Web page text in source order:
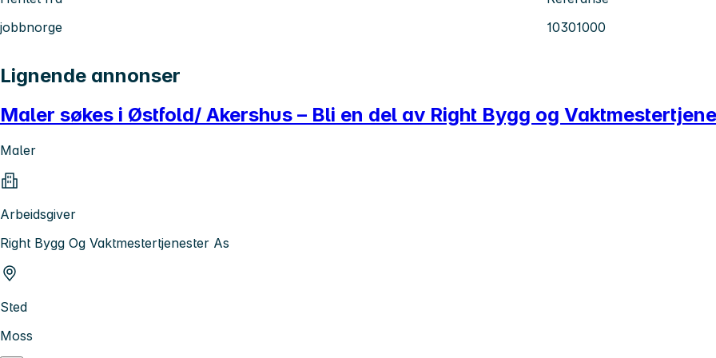
jobbnorge
10301000
Lignende annonser
Maler søkes i Østfold/ Akershus – Bli en del av Right Bygg og
Maler
Arbeidsgiver
Right Bygg Og Vaktmestertjenester As
Sted
Moss